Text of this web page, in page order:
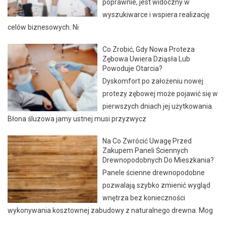
poprawnie, jest widoczny w
wyszukiwarce i wspiera realizację
celów biznesowych. Ni
Co Zrobić, Gdy Nowa Proteza
Zębowa Uwiera Dziąsła Lub
Powoduje Otarcia?
Dyskomfort po założeniu nowej
protezy zębowej może pojawić się w
pierwszych dniach jej użytkowania.
Błona śluzowa jamy ustnej musi przyzwycz
Na Co Zwrócić Uwagę Przed
Zakupem Paneli Ściennych
Drewnopodobnych Do Mieszkania?
Panele ścienne drewnopodobne
pozwalają szybko zmienić wygląd
wnętrza bez konieczności
wykonywania kosztownej zabudowy z naturalnego drewna. Mog